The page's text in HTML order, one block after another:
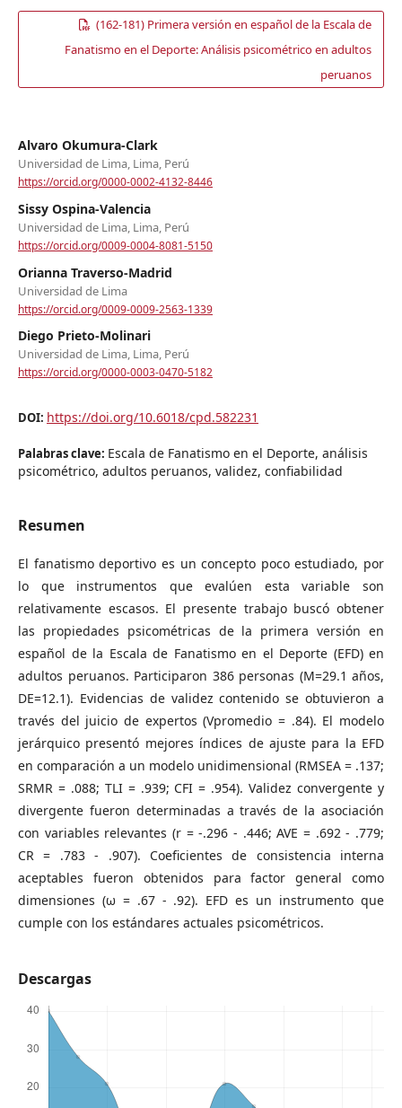
(162-181) Primera versión en español de la Escala de
Fanatismo en el Deporte: Análisis psicométrico en adultos
peruanos
Alvaro Okumura-Clark
Universidad de Lima, Lima, Perú
https://orcid.org/0000-0002-4132-8446
Sissy Ospina-Valencia
Universidad de Lima, Lima, Perú
https://orcid.org/0009-0004-8081-5150
Orianna Traverso-Madrid
Universidad de Lima
https://orcid.org/0009-0009-2563-1339
Diego Prieto-Molinari
Universidad de Lima, Lima, Perú
https://orcid.org/0000-0003-0470-5182
DOI: https://doi.org/10.6018/cpd.582231
Palabras clave: Escala de Fanatismo en el Deporte, análisis
psicométrico, adultos peruanos, validez, confiabilidad
Resumen
El fanatismo deportivo es un concepto poco estudiado, por
lo que instrumentos que evalúen esta variable son
relativamente escasos. El presente trabajo buscó obtener
las propiedades psicométricas de la primera versión en
español de la Escala de Fanatismo en el Deporte (EFD) en
adultos peruanos. Participaron 386 personas (M=29.1 años,
DE=12.1). Evidencias de validez contenido se obtuvieron a
través del juicio de expertos (Vpromedio = .84). El modelo
jerárquico presentó mejores índices de ajuste para la EFD
en comparación a un modelo unidimensional (RMSEA = .137;
SRMR = .088; TLI = .939; CFI = .954). Validez convergente y
divergente fueron determinadas a través de la asociación
con variables relevantes (r = -.296 - .446; AVE = .692 - .779;
CR = .783 - .907). Coeficientes de consistencia interna
aceptables fueron obtenidos para factor general como
dimensiones (ω = .67 - .92). EFD es un instrumento que
cumple con los estándares actuales psicométricos.
Descargas